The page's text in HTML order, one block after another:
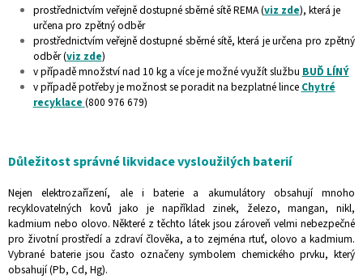
prostřednictvím veřejně dostupné sběrné sítě REMA(viz zde), která je
určena pro zpětný odběr
prostřednictvím veřejně dostupné sběrné sítě, která je určena pro zpětný
odběr (viz zde)
v případě množství nad 10 kg a více je možné využít službu BUĎ LÍNÝ
v případě potřeby je možnost se poradit na bezplatné lince Chytré
recyklace (800 976 679)
Důležitost správnélikvidacevysloužilých baterií
Nejen elektrozařízení, ale i baterie a akumulátory obsahují mnoho
recyklovatelných kovů jako je například zinek, železo, mangan, nikl,
kadmium nebo olovo. Některé z těchto látek jsou zároveň velmi nebezpečné
pro životní prostředí a zdraví člověka, a to zejména rtuť, olovo a kadmium.
Vybrané baterie jsou často označeny symbolem chemického prvku, který
obsahují (Pb, Cd, Hg).